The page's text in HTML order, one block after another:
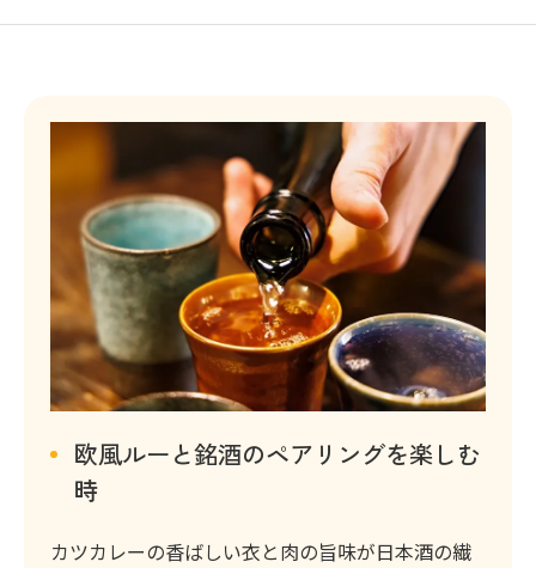
欧風ルーと銘酒のペアリングを楽しむ
時
カツカレーの香ばしい衣と肉の旨味が日本酒の繊